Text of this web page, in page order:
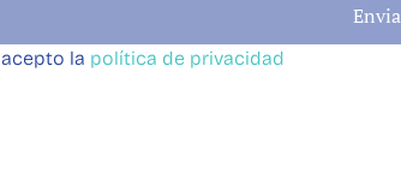
la política de privacidad